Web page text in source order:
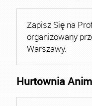
Zapisz Się na
organizowany
Warszawy.
Hurtownia